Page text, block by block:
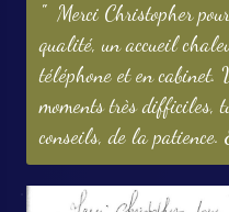
Merci Christopher
qualité, un accueil
téléphone et en cabinet.
moments très difficiles,
conseils, de la patience.